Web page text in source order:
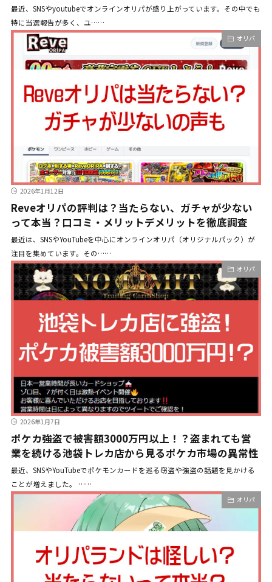
最近、SNSやyoutubeでオンラインオリパが盛り上がっています。その中でも
特に当選報告が多く、ユ……
オリパ
2026年1月12日
Reveオリパの評判は？当たらない、ガチャが少ない
って本当？口コミ・メリットデメリットを徹底調査
最近は、SNSやYouTubeを中心にオンラインオリパ（オリジナルパック）が
注目を集めています。その……
オリパ
2026年1月7日
ポケカ強盗で被害額3000万円以上！？盗まれても営
業を続ける池袋トレカ店から見るポケカ市場の異常性
最近、SNSやYouTubeでポケモンカードを巡る窃盗や強盗の話題を見かける
ことが増えました。 ……
オリパ